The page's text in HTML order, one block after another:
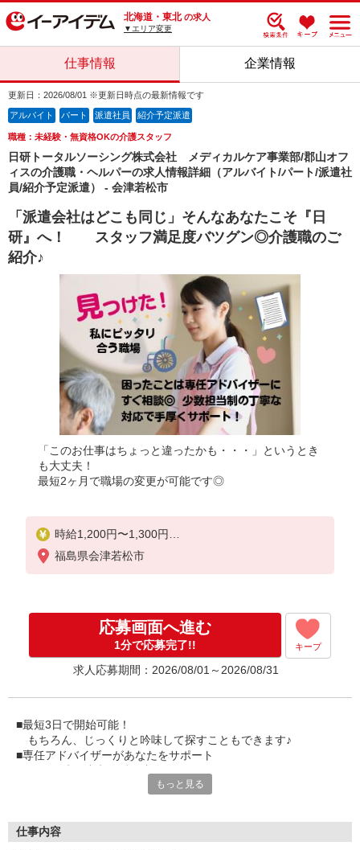
北海道・東北 の求人
▼エリア変更
仕事情報 企業情報
更新日：2026/08/01 ※更新日時点の最新情報です
アルバイト パート 派遣社員 紹介予定派遣
職種：未経験・無資格OKの介護スタッフ
日研トータルソーシング株式会社 メディカルケア事業部/郡山オフ
ィスの介護職・ヘルパーの求人情報詳細（アルバイト/パート/派遣社
員/紹介予定派遣） - 会津若松市
「派遣会社はどこも同じ」そんなあなたこそ『日
研』へ！ スタッフ満足度バツグン◎介護職のご
紹介♪
「このお仕事はちょっと違ったかも・・・」というとき
も大丈夫！
最短2ヶ月で職場の変更が可能です◎
時給1,200円〜1,300円
★週払いOK（規定あり）
福島県会津若松市
応募画面へ進む
1分で応募完了!! キープ
求人応募期間：2026/08/01～2026/08/31
■最短3日で開始可能！
もちろん、じっくりと吟味して探すこともできます♪
■専任アドバイザーがあなたをサポート
■手厚い福利厚生にもご注目を
スタッフさんの満足度バツグン！
もっと見る
仕事内容